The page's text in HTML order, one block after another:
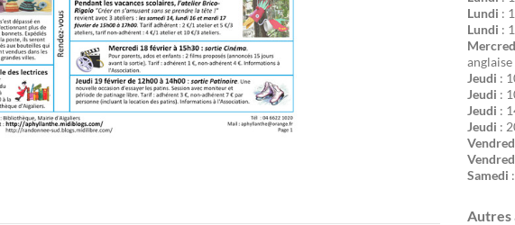
Lundi :
Lundi :
anglaise
Jeudi :
Jeudi :
Jeudi :
Jeudi :
Samedi
Autres